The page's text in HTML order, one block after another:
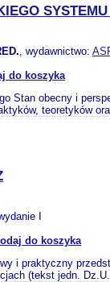
, wydawnictwo:
do koszyka
Stan obecny i
teoretyków
I
do koszyka
i praktyczny
(tekst jedn.